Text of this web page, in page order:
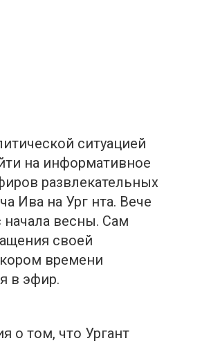
ситуацией
на информативное
развлекательных
Ива на Ург нта. Вече
весны. Сам
своей
времени
в эфир.
о том, что Ургант